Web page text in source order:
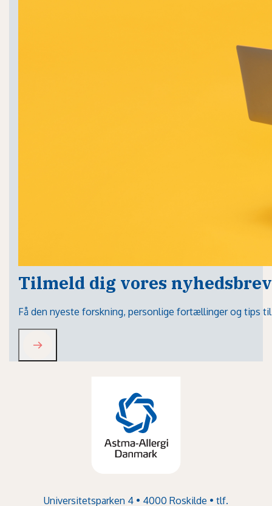
Tilmeld dig vores nyhedsbrev
Få den nyeste forskning, personlige fortællinger og tips
Universitetsparken 4 • 4000 Roskilde • tlf.